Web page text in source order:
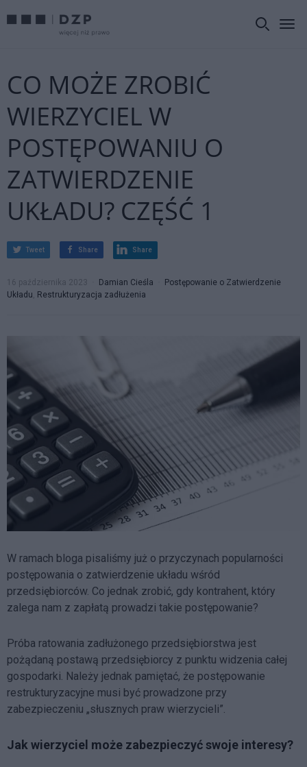
CO MOŻE ZROBIĆ
WIERZYCIEL W
POSTĘPOWANIU O
ZATWIERDZENIE
UKŁADU? CZĘŚĆ 1
Tweet Share Share
16 października 2023 Damian Cieśla
Postępowanie o Zatwierdzenie
Układu, Restrukturyzacja zadłużenia
W ramach bloga pisaliśmy już o przyczynach popularności
postępowania o zatwierdzenie układu wśród
przedsiębiorców. Co jednak zrobić, gdy kontrahent, który
zalega nam z zapłatą prowadzi takie postępowanie?
Próba ratowania zadłużonego przedsiębiorstwa jest
pożądaną postawą przedsiębiorcy z punktu widzenia całej
gospodarki. Należy jednak pamiętać, że postępowanie
restrukturyzacyjne musi być prowadzone przy
zabezpieczeniu „słusznych praw wierzycieli”.
Jak wierzyciel może zabezpieczyć swoje interesy?